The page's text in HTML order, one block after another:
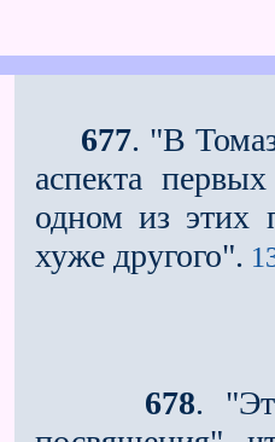
677. "В
аспекта
одном из этих
хуже другого".
678.